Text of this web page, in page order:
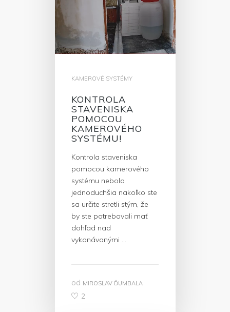
KAMEROVÉ SYSTÉMY
KONTROLA
STAVENISKA
POMOCOU
KAMEROVÉHO
SYSTÉMU!
Kontrola staveniska
pomocou kamerového
systému nebola
jednoduchšia nakoľko ste
sa určite stretli stým, že
by ste potrebovali mať
dohľad nad
vykonávanými …
od MIROSLAV ĎUMBALA
2